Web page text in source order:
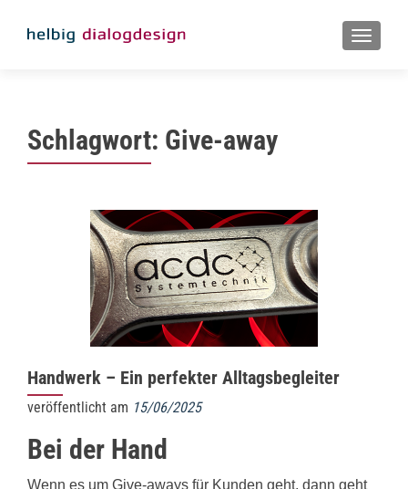
MENU
Schlagwort: Give-away
Handwerk – Ein perfekter Alltagsbegleiter
veröffentlicht am 15/06/2025
Bei der Hand
Wenn es um Give-aways für Kunden geht, dann geht